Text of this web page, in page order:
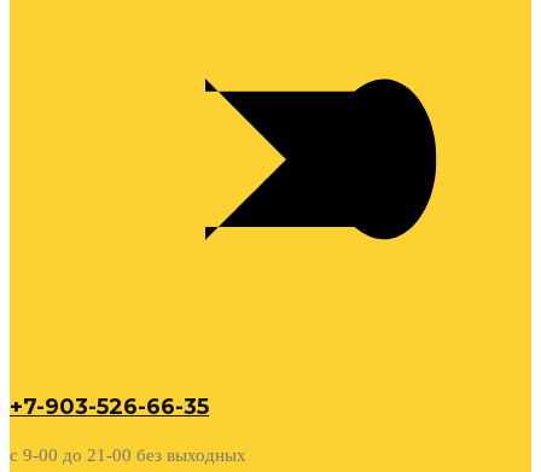
+7-903-526-66-35
c 9-00 до 21-00 без выходных